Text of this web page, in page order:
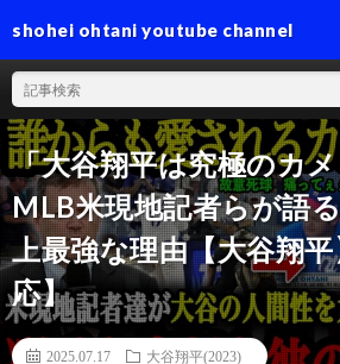
shohei ohtani youtube channel
「大谷翔平は究極のカ
MLB米現地記者らが語
上最強な理由【大谷翔
応】
2025.07.17 大谷翔平(2023)